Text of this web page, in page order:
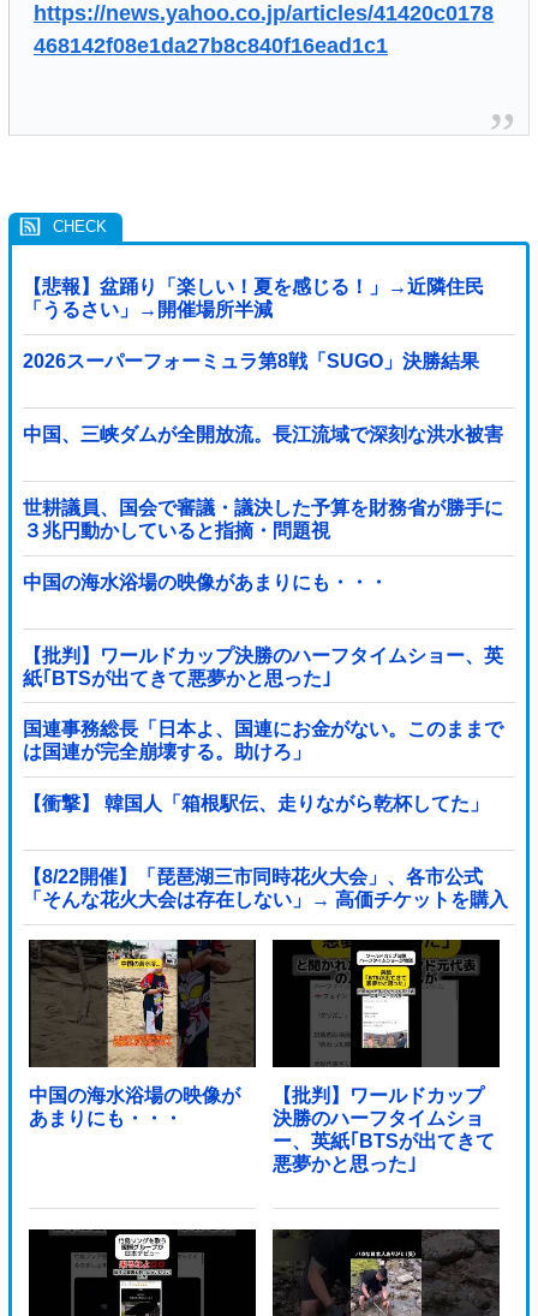
https://news.yahoo.co.jp/articles/41420c0178
468142f08e1da27b8c840f16ead1c1
【悲報】盆踊り「楽しい！夏を感じる！」→近隣住民
「うるさい」→開催場所半減
2026スーパーフォーミュラ第8戦「SUGO」決勝結果
中国、三峡ダムが全開放流。長江流域で深刻な洪水被害
世耕議員、国会で審議・議決した予算を財務省が勝手に
３兆円動かしていると指摘・問題視
中国の海水浴場の映像があまりにも・・・
【批判】ワールドカップ決勝のハーフタイムショー、英
紙｢BTSが出てきて悪夢かと思った｣
国連事務総長「日本よ、国連にお金がない。このままで
は国連が完全崩壊する。助けろ」
【衝撃】 韓国人「箱根駅伝、走りながら乾杯してた」
【8/22開催】「琵琶湖三市同時花火大会」、各市公式
「そんな花火大会は存在しない」→ 高価チケットを購入
した人達がSNS阿鼻叫喚他
中国の海水浴場の映像が
あまりにも・・・
【批判】ワールドカップ
決勝のハーフタイムショ
ー、英紙｢BTSが出てきて
悪夢かと思った｣